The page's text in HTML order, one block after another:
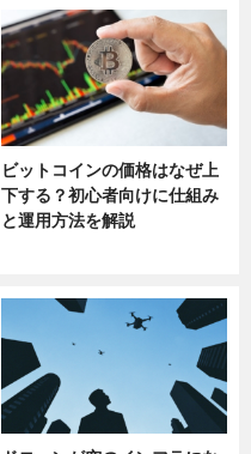
ビットコインの価格はなぜ上
下する？初心者向けに仕組み
と運用方法を解説